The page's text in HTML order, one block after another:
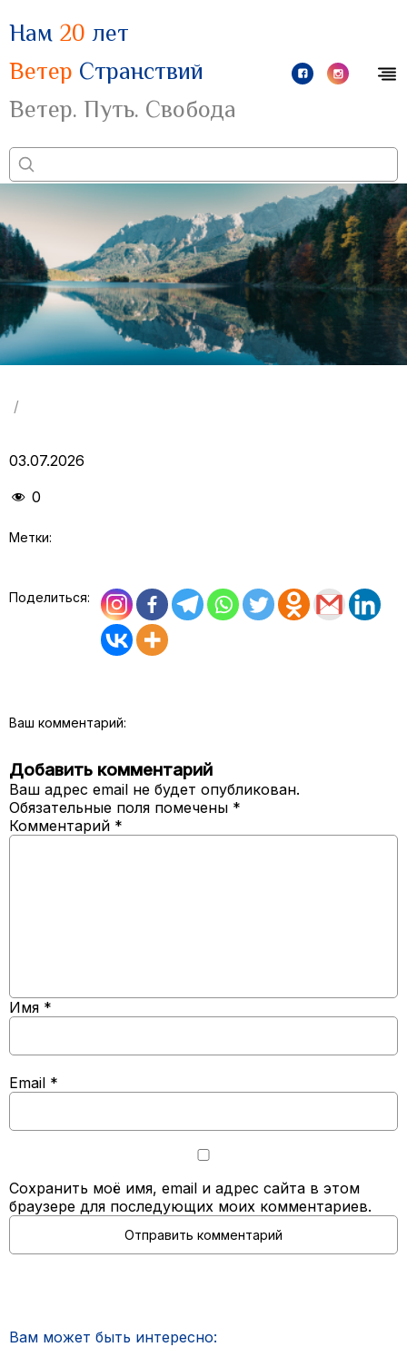
Нам 20 лет
Ветер Странствий
Ветер. Путь. Свобода
/
03.07.2026
0
Метки:
Поделиться:
Ваш комментарий:
Добавить комментарий
Ваш адрес email не будет опубликован.
Обязательные поля помечены *
Комментарий *
Имя *
Email *
Сохранить моё имя, email и адрес сайта в этом
браузере для последующих моих комментариев.
Вам может быть интересно: